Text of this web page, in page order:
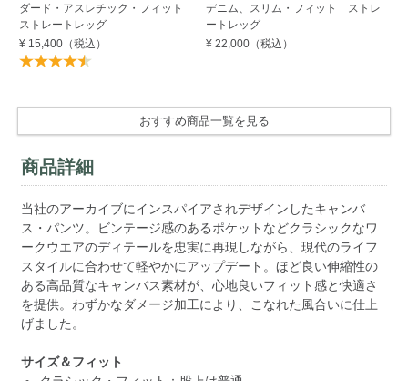
ダード・アスレチック・フィット
ストレートレッグ
¥ 15,400（税込）
デニム、スリム・フィット ストレ
ートレッグ
¥ 22,000 （税込）
おすすめ商品一覧を見る
商品詳細
当社のアーカイブにインスパイアされデザインしたキャンバ
ス・パンツ。ビンテージ感のあるポケットなどクラシックなワ
ークウエアのディテールを忠実に再現しながら、現代のライフ
スタイルに合わせて軽やかにアップデート。ほど良い伸縮性の
ある高品質なキャンバス素材が、心地良いフィット感と快適さ
を提供。わずかなダメージ加工により、こなれた風合いに仕上
げました。
サイズ＆フィット